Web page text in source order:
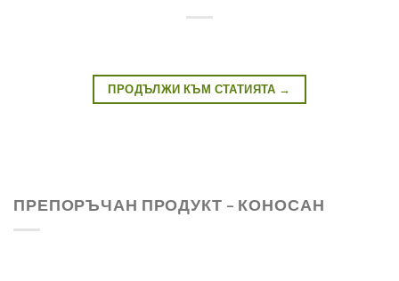
ПРОДЪЛЖИ КЪМ СТАТИЯТА →
ПРЕПОРЪЧАН ПРОДУКТ – КОНОСАН